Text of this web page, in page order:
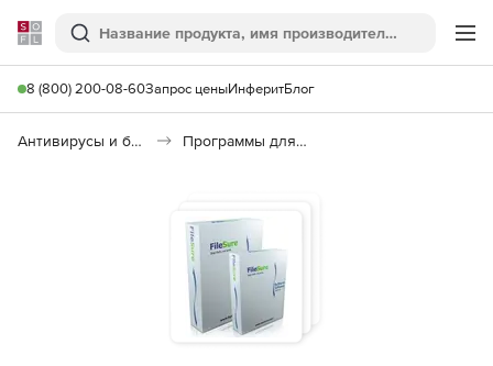
Softline
Поиск
8 (800) 200-08-60Запрос ценыИнферитБлог
Антивирусы и безопасность Программы для защиты информации